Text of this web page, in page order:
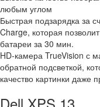
любым углом
Быстрая подзарядка за
Charge, которая
батареи за 30 мин.
HD-камера TrueVision с
обратной подсветкой,
качество картинки даже